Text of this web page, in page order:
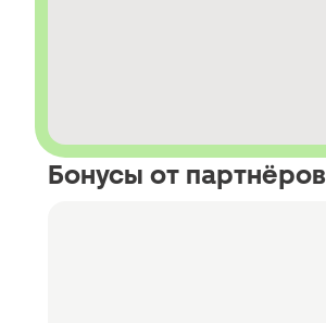
Бонусы от партнёров